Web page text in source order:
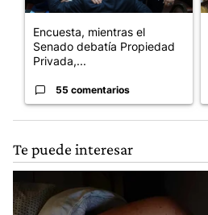
Encuesta, mientras el
Senado debatía Propiedad
Privada,...
55 comentarios